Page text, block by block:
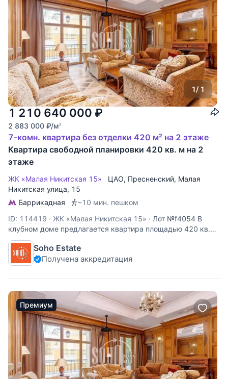
1/ 1
1 210 640 000 ₽
2 883 000 ₽/м2
7-комн. квартира без отделки 420 м² на 2 этаже
Квартира свободной планировки 420 кв. м на 2
этаже
ЖК «Малая Никитская 15» ЦАО, Пресненский, Малая
Никитская улица, 15
Баррикадная
~10 мин. пешком
ID: 114419 · ЖК «Малая Никитская 15» · Лот №f4054 В
клубном доме предлагается квартира площадью 420 кв.м.
без отделки. Бывший доходный дом Баскакова, сооружён в
1912 году по проекту архитектора Пиотровича.
Воссозданный в своеобразной манере творчества зодчего
Soho Estate
Получена аккредитация
Премиум